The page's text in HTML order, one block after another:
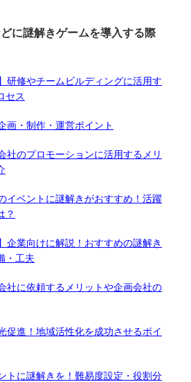
に謎解きゲームを導入する際
研修やチームビルディングに活用す
セス
画・制作・運営ポイント
社のプロモーションに活用するメリ
イベントに謎解きがおすすめ！活躍
？
企業向けに解説！おすすめの謎解き
・工夫
社に依頼するメリットや企画会社の
促進！地域活性化を成功させるポイ
トに謎解きを！難易度設定・役割分